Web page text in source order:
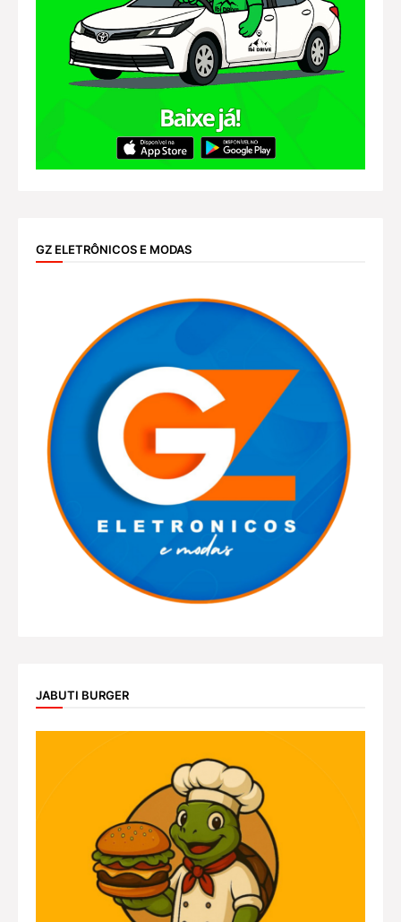
GZ ELETRÔNICOS E MODAS
JABUTI BURGER